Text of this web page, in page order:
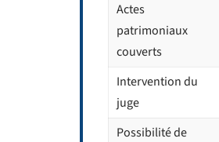
Actes
patrimoniaux
couverts
Intervention du
juge
Possibilité de